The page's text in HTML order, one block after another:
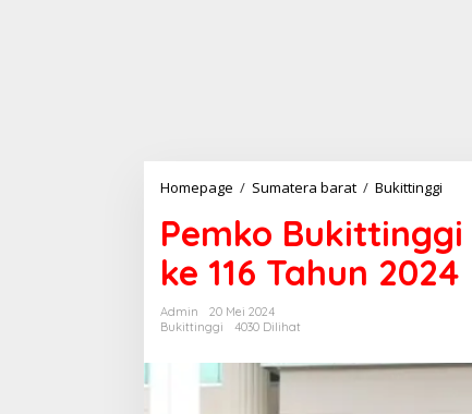
Homepage / Sumatera barat / Bukittinggi
m
k
o
B
t
Pemko
ke 116 Tahun 2024
Admin
20 Mei 2024
Bukittinggi
4030 Dilihat